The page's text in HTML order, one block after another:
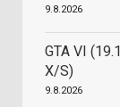
9.8.2026
GTA VI
X/S)
9.8.2026